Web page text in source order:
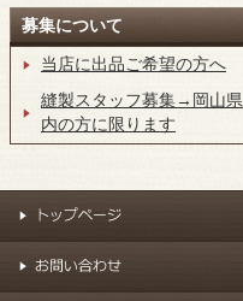
募集について
当店に出品ご希望の方へ
縫製スタッフ募集→岡山県
内の方に限ります